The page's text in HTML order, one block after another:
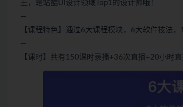
王，是站酷UI设计领域Top1的设计师哦！
—
【课程特色】通过6大课程模块，6大软件技法
—
【课时】共有150课时录播+36次直播+20小时